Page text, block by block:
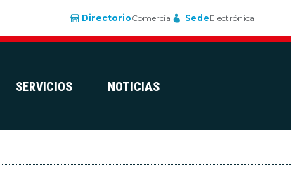
DirectorioComercial SedeElectrónica
SERVICIOS NOTICIAS